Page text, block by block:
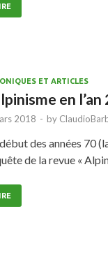
ET ARTICLES
en
2018 - by
des années 70
de la revue «